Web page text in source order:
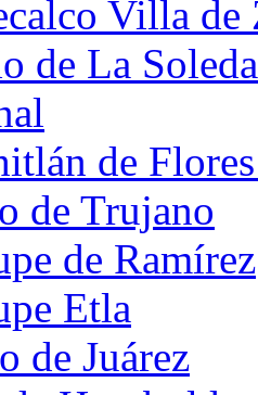
Villa de
de La
de
de Trujano
de Ramírez
Etla
de Juárez